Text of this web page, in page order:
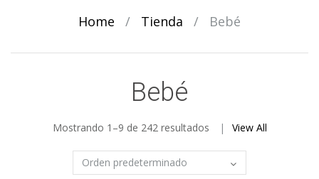
Home / Tienda / Bebé
Bebé
Mostrando 1–9 de 242 resultados View All